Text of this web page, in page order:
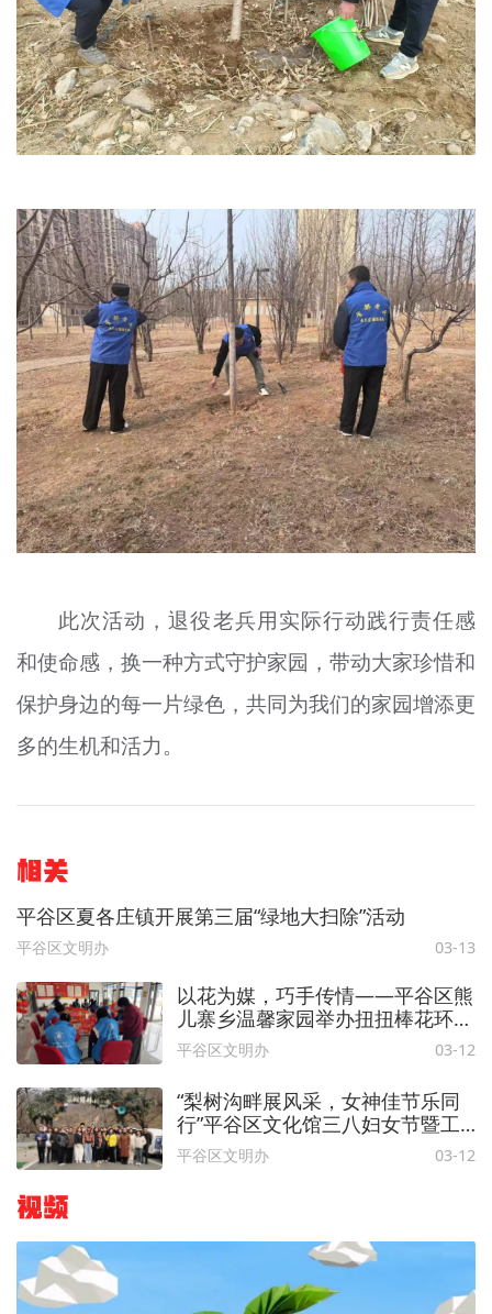
此次活动，退役老兵用实际行动践行责任感
和使命感，换一种方式守护家园，带动大家珍惜和
保护身边的每一片绿色，共同为我们的家园增添更
多的生机和活力。
相关
平谷区夏各庄镇开展第三届“绿地大扫除”活动
平谷区文明办 03-13
以花为媒，巧手传情——平谷区熊
儿寨乡温馨家园举办扭扭棒花环制
作活动
平谷区文明办 03-12
“梨树沟畔展风采，女神佳节乐同
行”平谷区文化馆三八妇女节暨工
会活动
平谷区文明办 03-12
视频